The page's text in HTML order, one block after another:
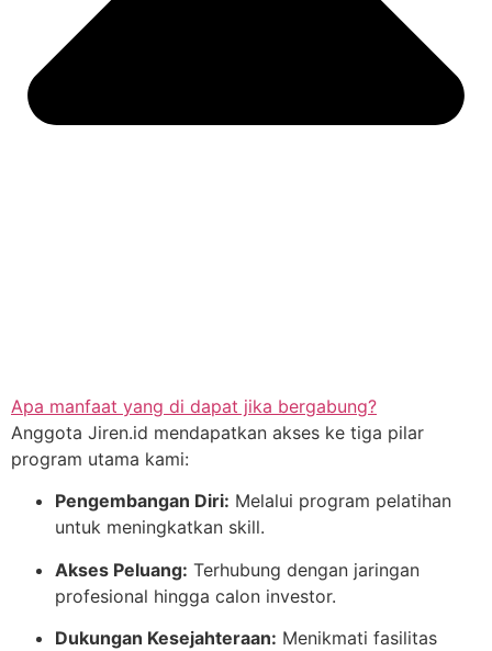
Apa manfaat yang di dapat jika bergabung?
Anggota Jiren.id mendapatkan akses ke tiga pilar
program utama kami:
Pengembangan Diri: Melalui program pelatihan
untuk meningkatkan skill.
Akses Peluang: Terhubung dengan jaringan
profesional hingga calon investor.
Dukungan Kesejahteraan: Menikmati fasilitas